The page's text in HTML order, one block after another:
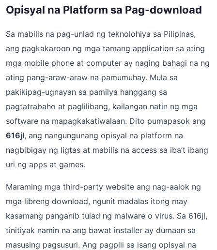
Opisyal na Platform sa Pag-download
Sa mabilis na pag-unlad ng teknolohiya sa Pilipinas,
ang pagkakaroon ng mga tamang application sa ating
mga mobile phone at computer ay naging bahagi na ng
ating pang-araw-araw na pamumuhay. Mula sa
pakikipag-ugnayan sa pamilya hanggang sa
pagtatrabaho at paglilibang, kailangan natin ng mga
software na mapagkakatiwalaan. Dito pumapasok ang
616jl, ang nangungunang opisyal na platform na
nagbibigay ng ligtas at mabilis na access sa iba’t ibang
uri ng apps at games.
Maraming mga third-party website ang nag-aalok ng
mga libreng download, ngunit madalas itong may
kasamang panganib tulad ng malware o virus. Sa 616jl,
tinitiyak namin na ang bawat installer ay dumaan sa
masusing pagsusuri. Ang pagpili sa isang opisyal na